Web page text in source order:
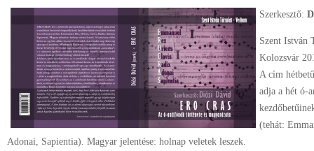
Szerkesztő:
Szent István
Kolozsvár
A cím
adja a hét ó-
(tehát:
Adonai, Sapientia). Magyar jelentése: holnap veletek leszek.